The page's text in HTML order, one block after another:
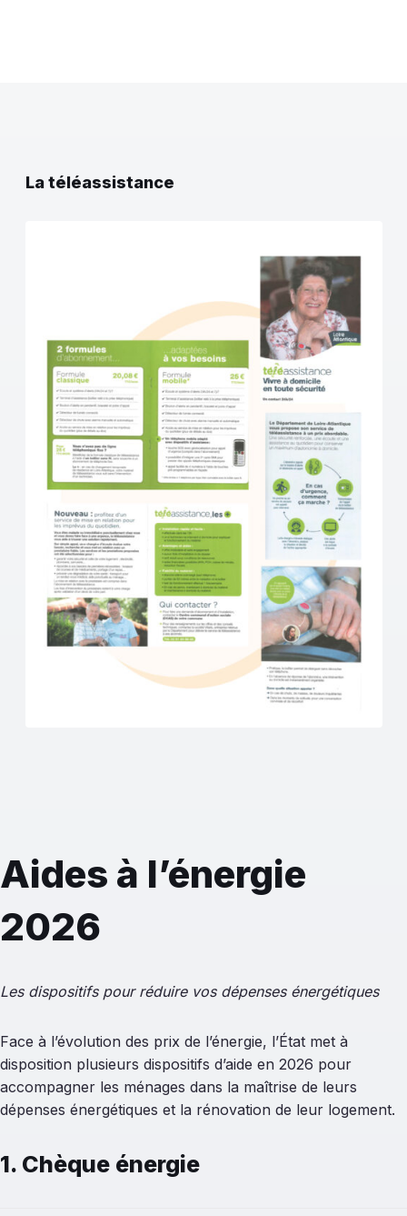
La téléassistance
Aides à l’énergie
2026
Les dispositifs pour réduire vos dépenses énergétiques
Face à l’évolution des prix de l’énergie, l’État met à
disposition plusieurs dispositifs d’aide en 2026 pour
accompagner les ménages dans la maîtrise de leurs
dépenses énergétiques et la rénovation de leur logement.
1. Chèque énergie